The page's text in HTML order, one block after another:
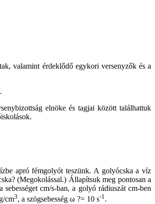
valamint érdeklődő egykori versenyzők és a
elnöke és tagjai között találhattuk
apró fémgolyót teszünk. A golyócska a víz
(Megokolással.) Állapítsuk meg pontosan a
cm/s-ban, a golyó rádiuszát cm-ben
cm3, a szögsebesség ω ?= 10 s-1.